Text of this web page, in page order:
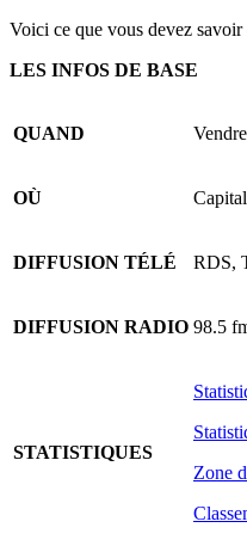
Voici ce que vous devez
LES INFOS DE BASE
QUAND
OÙ
DIFFUSION TÉLÉ RDS,
DIFFUSION RADIO 98.5
STATISTIQUES
Zone